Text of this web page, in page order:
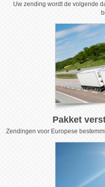
Uw zending wordt de volgende
Pakket
Zendingen voor Europese